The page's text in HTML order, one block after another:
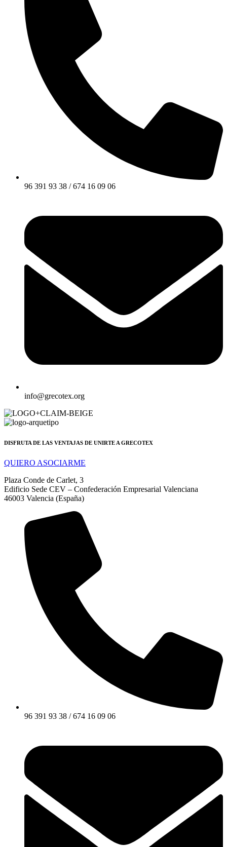
96 391 93 38 / 674 16 09 06
info@grecotex.org
DISFRUTA DE LAS VENTAJAS DE UNIRTE A GRECOTEX
QUIERO ASOCIARME
Plaza Conde de Carlet, 3
Edificio Sede CEV – Confederación Empresarial Valenciana
46003 Valencia (España)
96 391 93 38 / 674 16 09 06